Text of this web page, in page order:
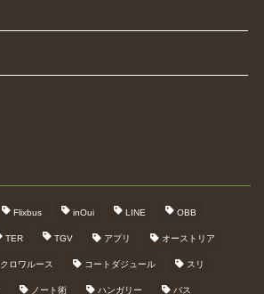
Flixbus inOui LINE OBB
TER TGV アプリ オーストリア
クロワルース コートダジュール スリ
ノート術 ハンガリー バス